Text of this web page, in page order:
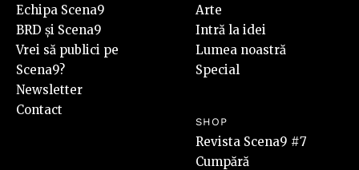
Echipa Scena9
BRD și Scena9
Vrei să publici pe
Scena9?
Newsletter
Contact
Arte
Intră la idei
Lumea noastră
Special
SHOP
Revista Scena9 #7
Cumpără